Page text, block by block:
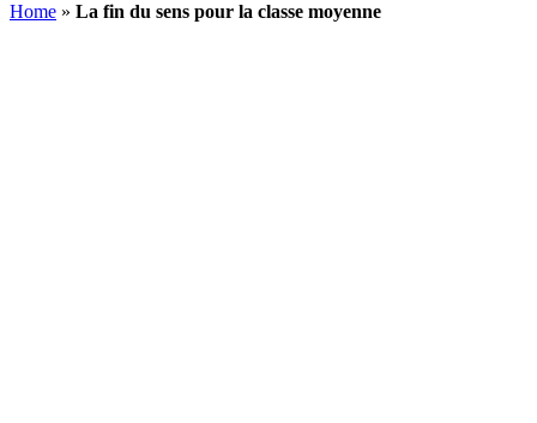
Home » La fin du sens pour la classe moyenne